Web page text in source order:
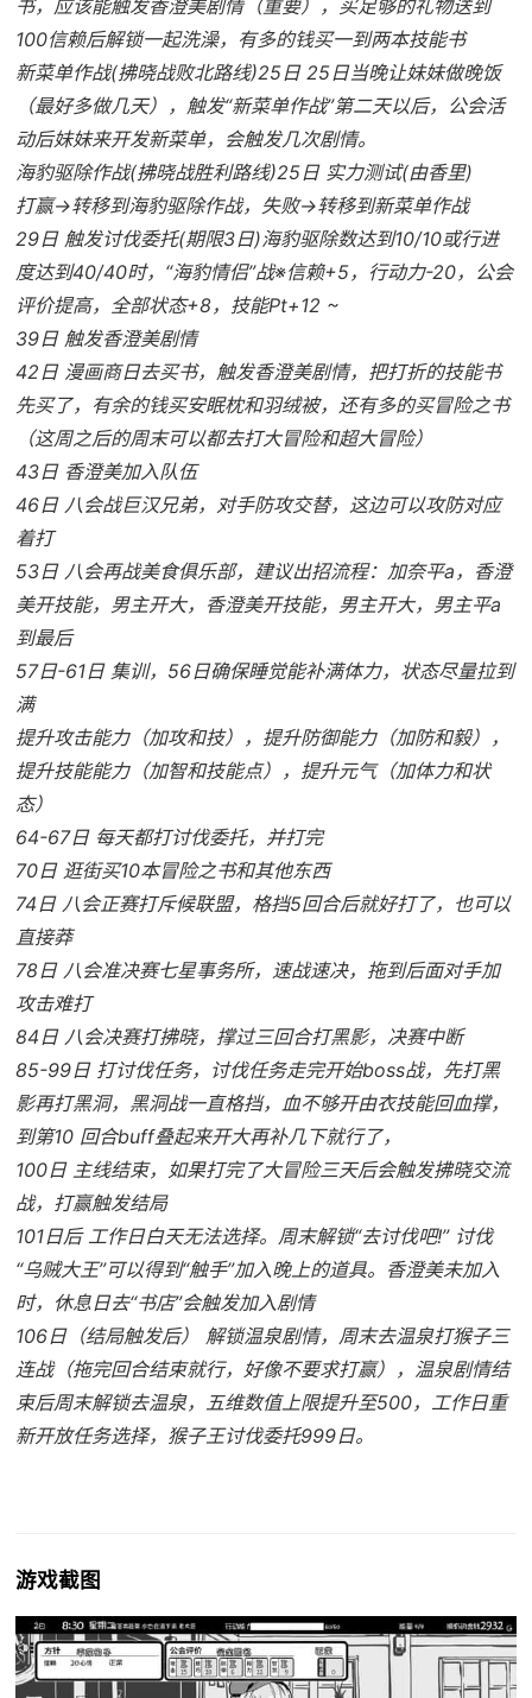
书，应该能触发香澄美剧情（重要），买足够的礼物送到
100信赖后解锁一起洗澡，有多的钱买一到两本技能书
新菜单作战(拂晓战败北路线)25日 25日当晚让妹妹做晚饭
（最好多做几天），触发“新菜单作战”第二天以后，公会活
动后妹妹来开发新菜单，会触发几次剧情。
海豹驱除作战(拂晓战胜利路线)25日 实力测试(由香里)
打赢→转移到海豹驱除作战，失败→转移到新菜单作战
29日 触发讨伐委托(期限3日)海豹驱除数达到10/10或行进
度达到40/40时，“海豹情侣”战※信赖+5，行动力-20，公会
评价提高，全部状态+8，技能Pt+12 ~
39日 触发香澄美剧情
42日 漫画商日去买书，触发香澄美剧情，把打折的技能书
先买了，有余的钱买安眠枕和羽绒被，还有多的买冒险之书
（这周之后的周末可以都去打大冒险和超大冒险）
43日 香澄美加入队伍
46日 八会战巨汉兄弟，对手防攻交替，这边可以攻防对应
着打
53日 八会再战美食俱乐部，建议出招流程：加奈平a，香澄
美开技能，男主开大，香澄美开技能，男主开大，男主平a
到最后
57日-61日 集训，56日确保睡觉能补满体力，状态尽量拉到
满
提升攻击能力（加攻和技），提升防御能力（加防和毅），
提升技能能力（加智和技能点），提升元气（加体力和状
态）
64-67日 每天都打讨伐委托，并打完
70日 逛街买10本冒险之书和其他东西
74日 八会正赛打斥候联盟，格挡5回合后就好打了，也可以
直接莽
78日 八会准决赛七星事务所，速战速决，拖到后面对手加
攻击难打
84日 八会决赛打拂晓，撑过三回合打黑影，决赛中断
85-99日 打讨伐任务，讨伐任务走完开始boss战，先打黑
影再打黑洞，黑洞战一直格挡，血不够开由衣技能回血撑，
到第10 回合buff叠起来开大再补几下就行了，
100日 主线结束，如果打完了大冒险三天后会触发拂晓交流
战，打赢触发结局
101日后 工作日白天无法选择。周末解锁“去讨伐吧!” 讨伐
“乌贼大王”可以得到“触手”加入晚上的道具。香澄美未加入
时，休息日去“书店”会触发加入剧情
106日（结局触发后） 解锁温泉剧情，周末去温泉打猴子三
连战（拖完回合结束就行，好像不要求打赢），温泉剧情结
束后周末解锁去温泉，五维数值上限提升至500，工作日重
新开放任务选择，猴子王讨伐委托999日。
游戏截图